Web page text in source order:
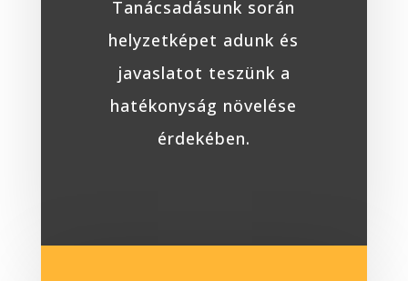
Tanácsadásunk során
helyzetképet adunk és
javaslatot teszünk a
hatékonyság növelése
érdekében.